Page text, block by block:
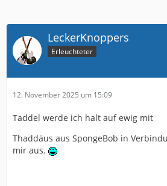
LeckerKnoppers
Erleuchteter
12. November 2025 um 15:09
Taddel werde ich halt auf ewig mit
Thaddäus aus SpongeBob in
mir aus.